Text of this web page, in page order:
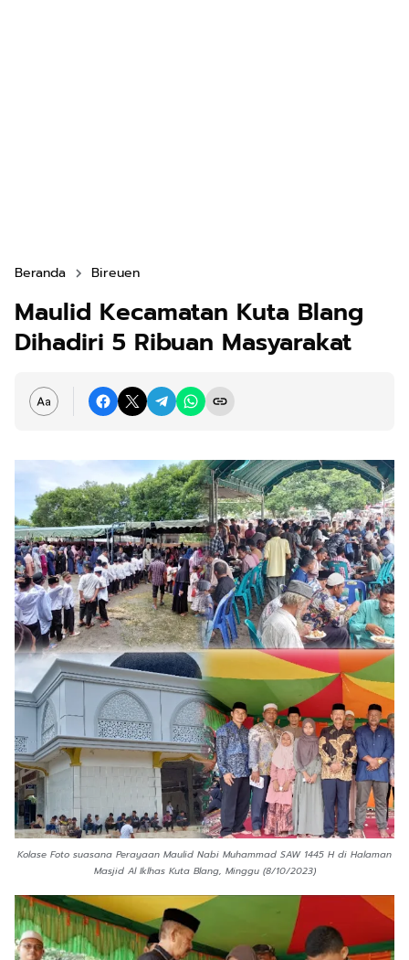
Beranda Bireuen
Maulid Kecamatan Kuta Blang
Dihadiri 5 Ribuan Masyarakat
Kolase Foto suasana Perayaan Maulid Nabi Muhammad SAW 1445 H di Halaman
Masjid Al Iklhas Kuta Blang, Minggu (8/10/2023)